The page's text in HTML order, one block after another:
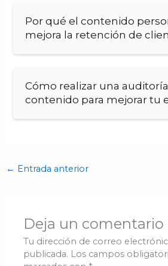
Por qué el contenido
mejora la retención de
Cómo realizar una
contenido para mejorar tu
← Entrada anterior
Deja un comentario
Tu dirección de correo
publicada. Los campos